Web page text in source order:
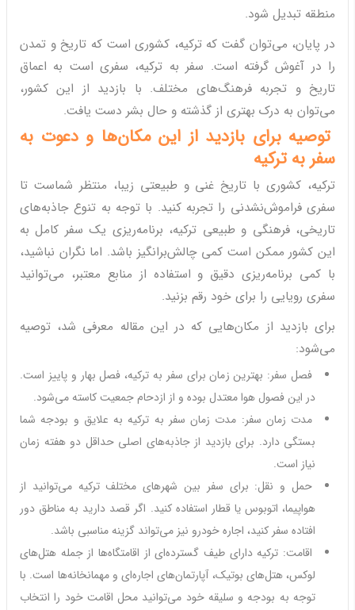
منطقه تبدیل شود.
در پایان، می‌توان گفت که ترکیه، کشوری است که تاریخ و تمدن
را در آغوش گرفته است. سفر به ترکیه، سفری است به اعماق
تاریخ و تجربه فرهنگ‌های مختلف. با بازدید از این کشور،
می‌توان به درک بهتری از گذشته و حال بشر دست یافت.
توصیه برای بازدید از این مکان‌ها و دعوت به
سفر به ترکیه
ترکیه، کشوری با تاریخ غنی و طبیعتی زیبا، منتظر شماست تا
سفری فراموش‌نشدنی را تجربه کنید. با توجه به تنوع جاذبه‌های
تاریخی، فرهنگی و طبیعی ترکیه، برنامه‌ریزی یک سفر کامل به
این کشور ممکن است کمی چالش‌برانگیز باشد. اما نگران نباشید،
با کمی برنامه‌ریزی دقیق و استفاده از منابع معتبر، می‌توانید
سفری رویایی را برای خود رقم بزنید.
برای بازدید از مکان‌هایی که در این مقاله معرفی شد، توصیه
می‌شود:
فصل سفر: بهترین زمان برای سفر به ترکیه، فصل بهار و پاییز است.
در این فصول هوا معتدل بوده و از ازدحام جمعیت کاسته می‌شود.
مدت زمان سفر: مدت زمان سفر به ترکیه به علایق و بودجه شما
بستگی دارد. برای بازدید از جاذبه‌های اصلی حداقل دو هفته زمان
نیاز است.
حمل و نقل: برای سفر بین شهرهای مختلف ترکیه می‌توانید از
هواپیما، اتوبوس یا قطار استفاده کنید. اگر قصد دارید به مناطق دور
افتاده سفر کنید، اجاره خودرو نیز می‌تواند گزینه مناسبی باشد.
اقامت: ترکیه دارای طیف گسترده‌ای از اقامتگاه‌ها از جمله هتل‌های
لوکس، هتل‌های بوتیک، آپارتمان‌های اجاره‌ای و مهمانخانه‌ها است. با
توجه به بودجه و سلیقه خود می‌توانید محل اقامت خود را انتخاب